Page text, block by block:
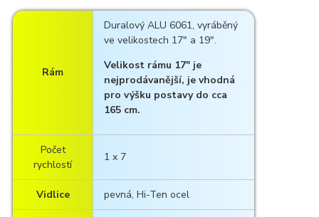
Rám
Duralový ALU 6061, vyráběný
ve velikostech 17" a 19".
Velikost rámu 17" je
nejprodávanější, je vhodná
pro výšku postavy do cca
165 cm.
Počet
rychlostí
1 x 7
Vidlice pevná, Hi-Ten ocel